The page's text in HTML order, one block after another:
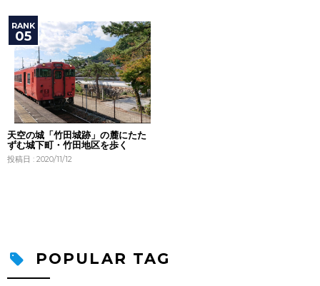
天空の城「竹田城跡」の麓にたた
ずむ城下町・竹田地区を歩く
投稿日 : 2020/11/12
POPULAR TAG